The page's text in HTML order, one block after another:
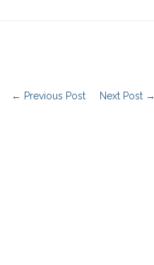
← Previous Post Next Post →